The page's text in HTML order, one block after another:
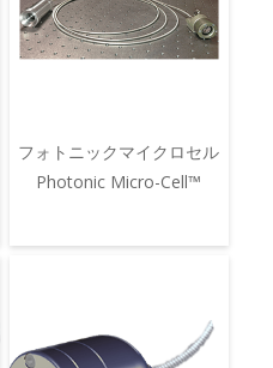
フォトニックマイクロセル
Photonic Micro-Cell™